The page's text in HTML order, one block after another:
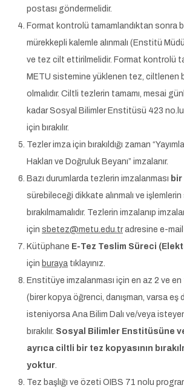
postası göndermelidir.
Format kontrolü tamamlandıktan sonra
mürekkepli kalemle alınmalı (Enstitü
ve tez cilt ettirilmelidir. Format kontrolü
METU sistemine yüklenen tez, ciltlenen
olmalıdır. Ciltli tezlerin tamamı, mesai
kadar Sosyal Bilimler Enstitüsü 423
için bırakılır.
Tezler imza için bırakıldığı zaman
Hakları ve Doğruluk Beyanı” imzalanır.
Bazı durumlarda tezlerin imzalanması
sürebileceği dikkate alınmalı ve
bırakılmamalıdır. Tezlerin imzalanıp
için sbetez@metu.edu.tradresine e-
Kütüphane E-Tez Teslim Süreci
için buraya tıklayınız.
Enstitüye imzalanması için en az 2 ve
(birer kopya öğrenci, danışman, varsa eş
isteniyorsa Ana Bilim Dalı ve/veya
bırakılır. Sosyal Bilimler Enstitüsüne
ayrıca ciltli bir tez kopyasının
yoktur.
Tez başlığı ve özeti OIBS 71 nolu